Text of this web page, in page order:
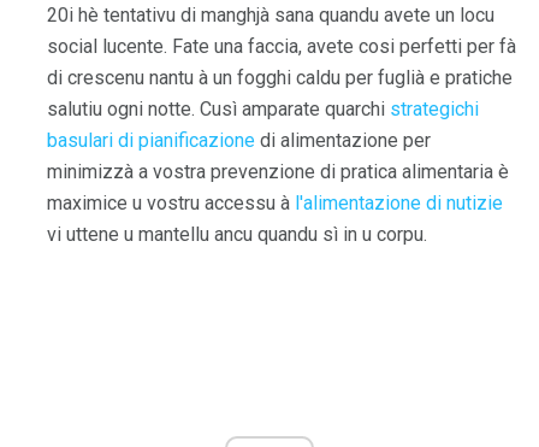
20i hè tentativu di manghjà sana quandu avete un locu
social lucente. Fate una faccia, avete cosi perfetti per fà
di crescenu nantu à un fogghi caldu per fuglià e pratiche
salutiu ogni notte. Cusì amparate quarchi strategichi
basulari di pianificazione di alimentazione per
minimizzà a vostra prevenzione di pratica alimentaria è
maximice u vostru accessu à l'alimentazione di nutizie
vi uttene u mantellu ancu quandu sì in u corpu.